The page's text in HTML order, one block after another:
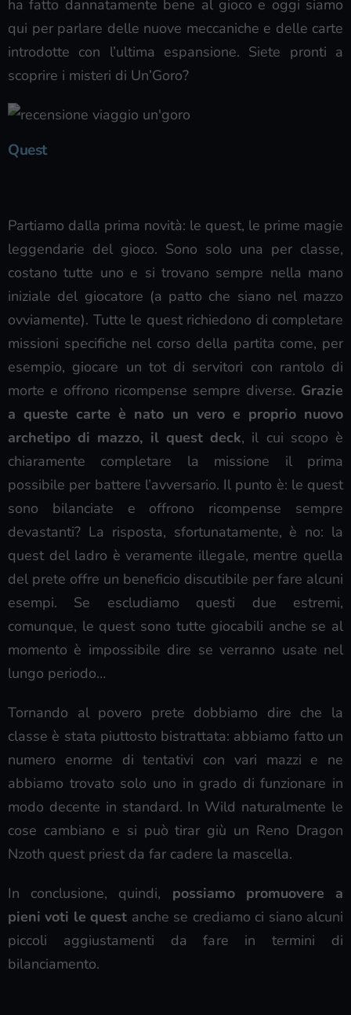
ha fatto dannatamente bene al gioco e oggi siamo
qui per parlare delle nuove meccaniche e delle carte
introdotte con l’ultima espansione. Siete pronti a
scoprire i misteri di Un’Goro?
Quest
Partiamo dalla prima novità: le quest, le prime magie
leggendarie del gioco. Sono solo una per classe,
costano tutte uno e si trovano sempre nella mano
iniziale del giocatore (a patto che siano nel mazzo
ovviamente). Tutte le quest richiedono di completare
missioni specifiche nel corso della partita come, per
esempio, giocare un tot di servitori con rantolo di
morte e offrono ricompense sempre diverse. Grazie
a queste carte è nato un vero e proprio nuovo
archetipo di mazzo, il quest deck, il cui scopo è
chiaramente completare la missione il prima
possibile per battere l’avversario. Il punto è: le quest
sono bilanciate e offrono ricompense sempre
devastanti? La risposta, sfortunatamente, è no: la
quest del ladro è veramente illegale, mentre quella
del prete offre un beneficio discutibile per fare alcuni
esempi. Se escludiamo questi due estremi,
comunque, le quest sono tutte giocabili anche se al
momento è impossibile dire se verranno usate nel
lungo periodo…
Tornando al povero prete dobbiamo dire che la
classe è stata piuttosto bistrattata: abbiamo fatto un
numero enorme di tentativi con vari mazzi e ne
abbiamo trovato solo uno in grado di funzionare in
modo decente in standard. In Wild naturalmente le
cose cambiano e si può tirar giù un Reno Dragon
Nzoth quest priest da far cadere la mascella.
In conclusione, quindi, possiamo promuovere a
pieni voti le quest anche se crediamo ci siano alcuni
piccoli aggiustamenti da fare in termini di
bilanciamento.